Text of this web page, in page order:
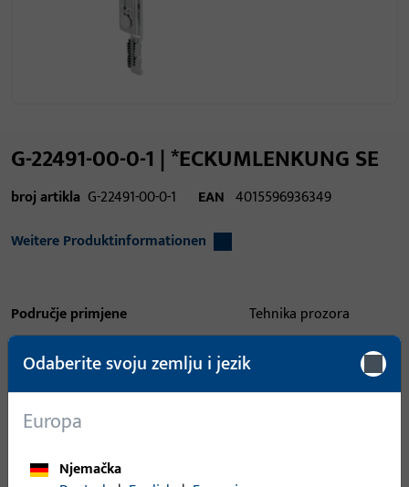
G-22491-00-0-1 | *ECKUMLENKUNG SE
broj artikla G-22491-00-0-1 EAN 4015596936349
Weitere Produktinformationen
Područje primjene
Tehnika prozora
Područje primjene (navedeno)
Otklopno-zaokretni,
Zaokretni
Sustav primjene
Opis površine
Odaberite svoju zemlju i jezik
Europa
Njemačka